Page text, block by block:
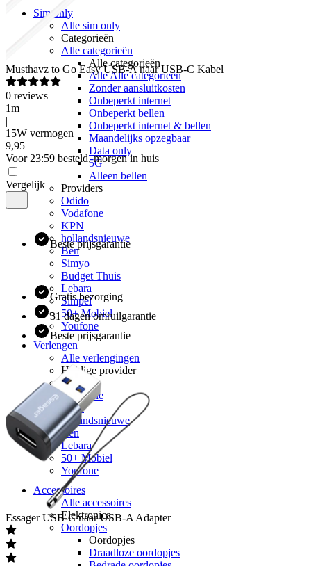
Sim only
Alle sim only
Categorieën
Alle categorieën
Alle categorieën
Alle Alle categorieën
Zonder aansluitkosten
Onbeperkt internet
Onbeperkt bellen
Onbeperkt internet & bellen
Maandelijks opzegbaar
Data only
5G
Alleen bellen
Providers
Odido
Vodafone
KPN
hollandsnieuwe
Ben
Simyo
Budget Thuis
Lebara
Simpel
50+ Mobiel
Youfone
Verlengen
Alle verlengingen
Huidige provider
Odido
Vodafone
KPN
hollandsnieuwe
Ben
Lebara
50+ Mobiel
Youfone
Accessoires
Alle accessoires
Elektronica
Oordopjes
Oordopjes
Draadloze oordopjes
Musthavz to Go Easy USB-A naar USB-C Kabel
0 reviews
1m
|
15W vermogen
9,95
Voor 23:59 besteld, morgen in huis
Vergelijk
Beste prijsgarantie
Gratis bezorging
31 dagen omruilgarantie
Beste prijsgarantie
Essager USB-C naar USB-A Adapter